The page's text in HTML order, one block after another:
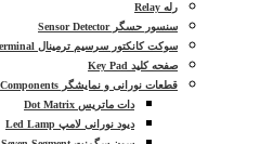
رله Relay
سنسور حسگر Sensor Detector
سوکت کانکتور سرسیم ترمینال Sucket Connector Terminal
صفحه کلید Key Pad
قطعات نورانی و نمایشگر Light & Display Components
دات ماتریس Dot Matrix
دیود نورانی لامپ Led Lamp